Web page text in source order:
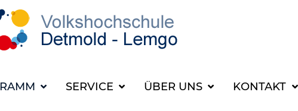
SERVICE ÜBER UNS KONTAKT